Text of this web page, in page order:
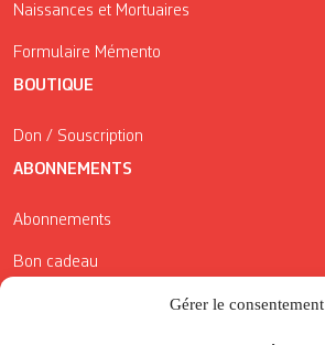
Gérer le consentement
Naissances et Mortuaires
Formulaire Mémento
BOUTIQUE
Don / Souscription
ABONNEMENTS
Abonnements
Bon cadeau
Conditions générales de vente